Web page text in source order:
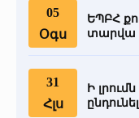
05
Օգս
ԵՊԲՀ
տարվա
31
Հլս
Ի